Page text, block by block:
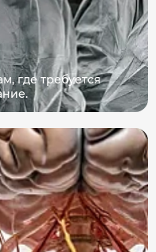
где требуется